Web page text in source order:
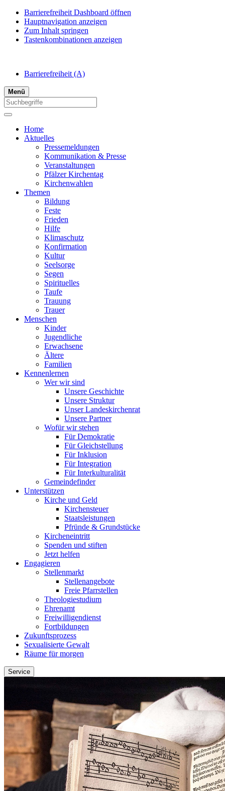
Barrierefreiheit Dashboard öffnen
Hauptnavigation anzeigen
Zum Inhalt springen
Tastenkombinationen anzeigen
Barrierefreiheit (A)
Menü
Home
Aktuelles
Pressemeldungen
Kommunikation & Presse
Veranstaltungen
Pfälzer Kirchentag
Kirchenwahlen
Themen
Bildung
Feste
Frieden
Hilfe
Klimaschutz
Konfirmation
Kultur
Seelsorge
Segen
Spirituelles
Taufe
Trauung
Trauer
Menschen
Kinder
Jugendliche
Erwachsene
Ältere
Familien
Kennenlernen
Wer wir sind
Unsere Geschichte
Unsere Struktur
Unser Landeskirchenrat
Unsere Partner
Wofür wir stehen
Für Demokratie
Für Gleichstellung
Für Inklusion
Für Integration
Für Interkulturalität
Gemeindefinder
Unterstützen
Kirche und Geld
Kirchensteuer
Staatsleistungen
Pfründe & Grundstücke
Kircheneintritt
Spenden und stiften
Jetzt helfen
Engagieren
Stellenmarkt
Stellenangebote
Freie Pfarrstellen
Theologiestudium
Ehrenamt
Freiwilligendienst
Fortbildungen
Zukunftsprozess
Sexualisierte Gewalt
Räume für morgen
Service